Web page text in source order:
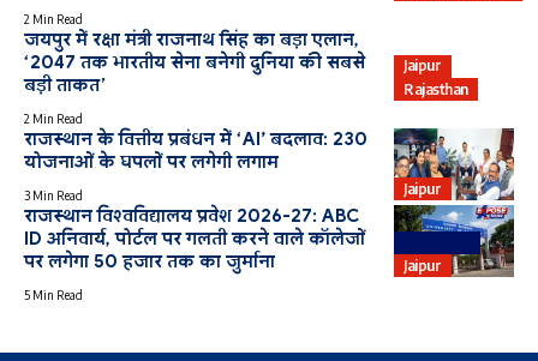
2 Min Read
Jaipur
Rajasthan
जयपुर में रक्षा मंत्री राजनाथ सिंह का बड़ा एलान,
‘2047 तक भारतीय सेना बनेगी दुनिया की सबसे
बड़ी ताकत’
2 Min Read
Jaipur
राजस्थान के वित्तीय प्रबंधन में ‘AI’ बदलाव: 230
योजनाओं के घपलों पर लगेगी लगाम
3 Min Read
Jaipur
राजस्थान विश्वविद्यालय प्रवेश 2026-27: ABC
ID अनिवार्य, पोर्टल पर गलती करने वाले कॉलेजों
पर लगेगा 50 हजार तक का जुर्माना
5 Min Read